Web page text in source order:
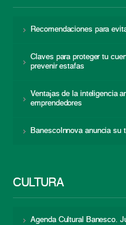
Recomendaciones para
Claves para proteger tu
prevenir estafas
Ventajas de la inteligencia
emprendedores
BanescoInnova anuncia su
CULTURA
Agenda Cultural Banesco.